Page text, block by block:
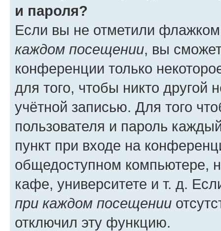
и пароля?
Если вы не отметили
каждом посещении, вы
конференции только
для того, чтобы никто другой
учётной записью. Для того
пользователя и пароль
пункт при входе на
общедоступном компьютере,
кафе, университете и т. д.
при каждом посещении
отключил эту функцию.